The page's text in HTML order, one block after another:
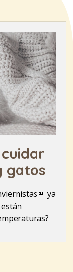
gatos
ya